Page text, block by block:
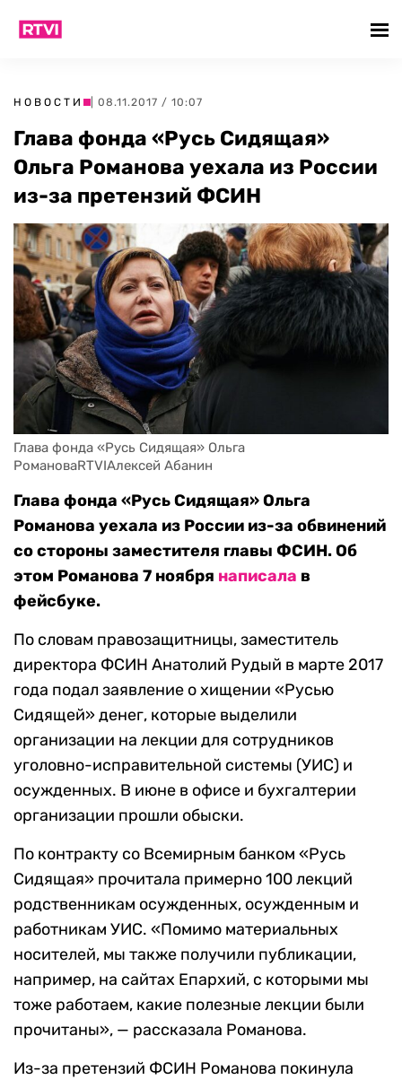
НОВОСТИ | 08.11.2017 / 10:07
Глава фонда «Русь Сидящая»
Ольга Романова уехала из России
из-за претензий ФСИН
Глава фонда «Русь Сидящая» Ольга
РомановаRTVIАлексей Абанин
Глава фонда «Русь Сидящая» Ольга
Романова уехала из России из-за обвинений
со стороны заместителя главы ФСИН. Об
этом Романова 7 ноября написала в
фейсбуке.
По словам правозащитницы, заместитель
директора ФСИН Анатолий Рудый в марте 2017
года подал заявление о хищении «Русью
Сидящей» денег, которые выделили
организации на лекции для сотрудников
уголовно-исправительной системы (УИС) и
осужденных. В июне в офисе и бухгалтерии
организации прошли обыски.
По контракту со Всемирным банком «Русь
Сидящая» прочитала примерно 100 лекций
родственникам осужденных, осужденным и
работникам УИС. «Помимо материальных
носителей, мы также получили публикации,
например, на сайтах Епархий, с которыми мы
тоже работаем, какие полезные лекции были
прочитаны», — рассказала Романова.
Из-за претензий ФСИН Романова покинула